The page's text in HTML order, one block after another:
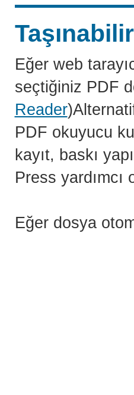
Eğer web
seçtiğiniz PDF
Reader
PDF okuyucu
kayıt, baskı
Press yardımcı
Eğer dosya